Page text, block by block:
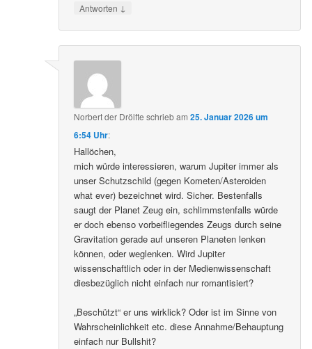
Antworten ↓
Norbert der Drölfte schriebam25. Januar 2026 um
6:54 Uhr:
Hallöchen,
mich würde interessieren, warum Jupiter immer als
unser Schutzschild (gegen Kometen/Asteroiden
what ever) bezeichnet wird. Sicher. Bestenfalls
saugt der Planet Zeug ein, schlimmstenfalls würde
er doch ebenso vorbeifliegendes Zeugs durch seine
Gravitation gerade auf unseren Planeten lenken
können, oder weglenken. Wird Jupiter
wissenschaftlich oder in der Medienwissenschaft
diesbezüglich nicht einfach nur romantisiert?
„Beschützt“ er uns wirklick? Oder ist im Sinne von
Wahrscheinlichkeit etc. diese Annahme/Behauptung
einfach nur Bullshit?